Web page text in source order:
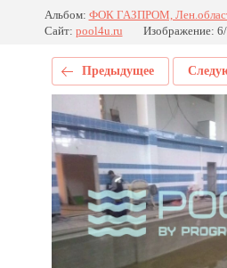
Альбом: ФОК ГАЗПРОМ,
Сайт: pool4u.ru Изображение:
Предыдущее